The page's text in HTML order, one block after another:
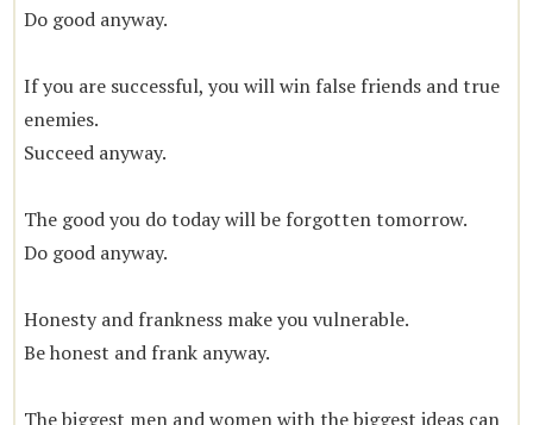
Do good anyway.
If you are successful, you will win false friends and true
enemies.
Succeed anyway.
The good you do today will be forgotten tomorrow.
Do good anyway.
Honesty and frankness make you vulnerable.
Be honest and frank anyway.
The biggest men and women with the biggest ideas can